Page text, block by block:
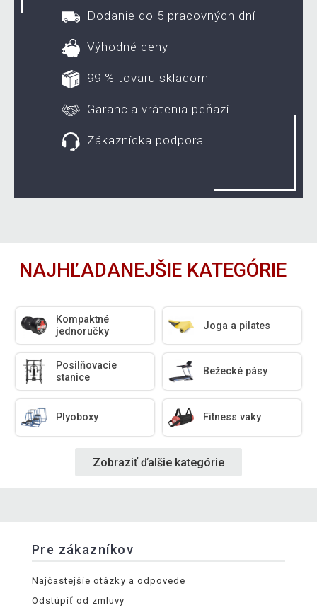
Dodanie do 5 pracovných dní
Výhodné ceny
99 % tovaru skladom
Garancia vrátenia peňazí
Zákaznícka podpora
NAJHĽADANEJŠIE KATEGÓRIE
Kompaktné
jednoručky
Joga a pilates
Posilňovacie
stanice
Bežecké pásy
Plyoboxy Fitness vaky
Zobraziť ďalšie kategórie
Pre zákazníkov
Najčastejšie otázky a odpovede
Odstúpiť od zmluvy